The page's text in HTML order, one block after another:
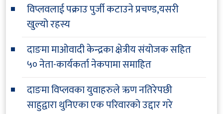
विप्लवलाई पक्राउ पुर्जी कटाउने प्रचण्ड,यसरी
खुल्यो रहस्य
दाङमा माओवादी केन्द्रका क्षेत्रीय संयोजक सहित
५० नेता-कार्यकर्ता नेकपामा समाहित
दाङमा विप्लवका युवाहरुले ऋण नतिरेपछी
साहुद्वारा थुनिएका एक परिवारको उद्दार गरे